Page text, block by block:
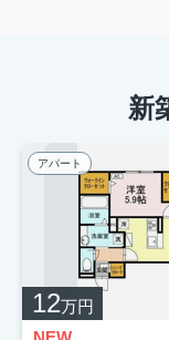
新
アパート
12万円